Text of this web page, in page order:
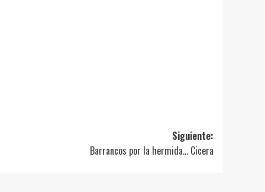
Siguiente:
Barrancos por la hermida… Cicera